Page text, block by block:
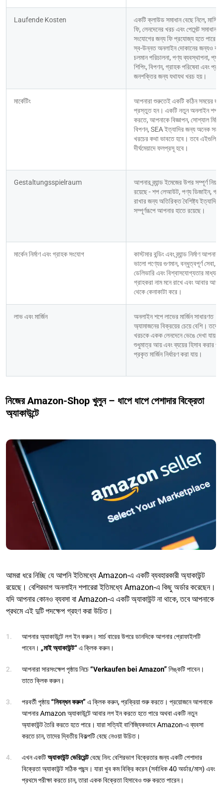
Laufende Kosten
একটি ক্লাউড সমাধান বেছে নিলে,
ফি, লেনদেনের খরচ এবং পেমেন্ট
সংযোগের জন্য ফি প্রযোজ্য হতে পারে।
স্ব-উন্নত অনলাইন দোকানের জন্যও
চলমান পরিচালনা, পণ্য ব্যবস্থাপনা,
শিপিং, বিপণন, গ্রাহক পরিষেবা এবং
জনশক্তির জন্য যথাযথ খরচ হয়।
মার্কেটিং
আপনারা শুরুতেই একটি কঠিন সময়ের
প্রস্তুত হন। একটি নতুন অনলাইন শপ
করতে, আপনাকে বিজ্ঞাপন, সোশ্যাল
বিপণন, SEA ইত্যাদির জন্য অনেক
খরচের কথা ভাবতে হবে। তবে এইগুলি
দীর্ঘমেয়াদে ফলপ্রসূ হবে।
Gestaltungsspielraum
আপনার ব্র্যান্ড ইমেজের উপর সম্পূর্ণ
রয়েছে - শপ লেআউট, পণ্য ডিজাইন,
রাখার জন্য অতিরিক্ত বৈশিষ্ট্য ইত্যাদি
সম্পূর্ণরূপে আপনার হাতে রয়েছে।
মার্কেন নির্মাণ এবং গ্রাহক সংযোগ
কাস্টমার বন্ডিং এবং ব্র্যান্ড নির্মাণ
ভালো পণ্যের গুণমান, বন্ধুত্বপূর্ণ সেবা,
ডেলিভারি এবং বিশ্বাসযোগ্যতার মাধ্যমে
গ্রাহকরা নাম মনে রাখে এবং আবার
থেকে কেনাকাটা করে।
লাভ এবং মার্জিন
অনলাইন শপে লাভের মার্জিন সাধারণত
অ্যামাজনের বিক্রয়ের চেয়ে বেশি। তবে
খরচকে একক লেনদেনে ভেঙে দেখা যায়
শুধুমাত্র আয় এবং ব্যয়ের হিসাব করার
প্রকৃত মার্জিন নির্ধারণ করা যায়।
নিজের Amazon-Shop খুলুন – ধাপে ধাপে পেশাদার বিক্রেতা
অ্যাকাউন্টে
আমরা ধরে নিচ্ছি যে আপনি ইতিমধ্যে Amazon-এ একটি ব্যবহারকারী অ্যাকাউন্ট
রয়েছে। বেশিরভাগ অনলাইন শপারেরা ইতিমধ্যে Amazon-এ কিছু অর্ডার করেছেন।
যদি আপনার কোনও ব্যবসা বা Amazon-এ একটি অ্যাকাউন্ট না থাকে, তবে আপনাকে
প্রথমে এই দুটি পদক্ষেপ গ্রহণ করা উচিত।
আপনার অ্যাকাউন্টে লগ ইন করুন। সার্চ বারের উপরে ডানদিকে আপনার প্রোফাইলটি
পাবেন। „মাই অ্যাকাউন্ট“ এ ক্লিক করুন।
আপনারা সারসংক্ষেপ পৃষ্ঠায় নিচে“Verkaufen bei Amazon” লিঙ্কটি পাবেন।
তাতে ক্লিক করুন।
পরবর্তী পৃষ্ঠায়“নিবন্ধন করুন” এ ক্লিক করুন, প্রক্রিয়া শুরু করতে। প্রয়োজনে আপনাকে
আপনার Amazon অ্যাকাউন্টে আবার লগ ইন করতে হতে পারে অথবা একটি নতুন
অ্যাকাউন্ট তৈরি করতে হতে পারে। যারা সত্যিই বাণিজ্যিকভাবে Amazon-এ ব্যবসা
করতে চান, তাদের দ্বিতীয় বিকল্পটি বেছে নেওয়া উচিত।
এখন একটিঅ্যাকাউন্ট ভেরিয়েন্টবেছে নিন: বেশিরভাগ বিক্রেতার জন্য একটি পেশাদার
বিক্রেতা অ্যাকাউন্ট সঠিক পছন্দ। যারা খুব কম বিক্রি করেন (সর্বাধিক 40 অর্ডার/মাস) এবং
প্রথমে পরীক্ষা করতে চান, তারা একক বিক্রেতা হিসাবেও শুরু করতে পারেন।